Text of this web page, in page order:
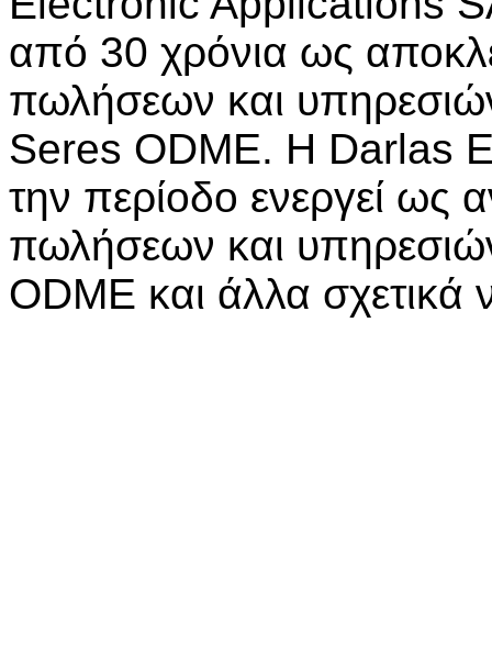
από 30 χρόνια ως
πωλήσεων και
Seres ODME. Η Darlas
την περίοδο ενεργεί ως
πωλήσεων και
ODME και άλλα σχετικά